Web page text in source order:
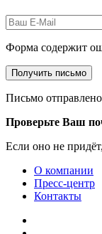
Форма содержит
Получить письмо
Письмо
Проверьте Ваш
Если оно не
О компании
Пресс-центр
Контакты